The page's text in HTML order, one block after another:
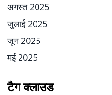
अगस्त 2025
जुलाई 2025
जून 2025
मई 2025
टैग क्लाउड